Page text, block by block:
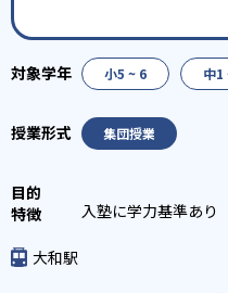
小5 ~ 6 中1
集団授業
入塾に学力基準あり
大和駅